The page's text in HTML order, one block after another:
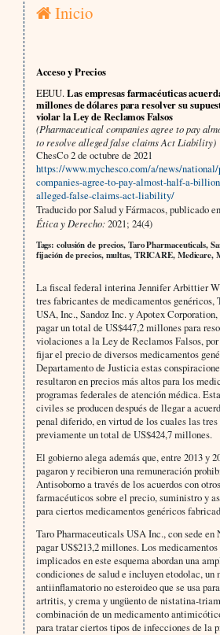
Inicio
Acceso y Precios
EEUU.Las empresas farmacéuticas
millones de dólares para resolver su
violar la Ley de Reclamos Falsos
(Pharmaceutical companies agree to pay
to resolve alleged false claims Act Liability)
ChesCo 2 de octubre de 2021
https://www.mychesco.com/a/news/
companies-agree-to-pay-almost-half-a-
alleged-false-claims-act-liability/
Traducido por Salud y Fármacos, publicado en
Ética y Derecho:2021; 24(4)
Tags: colusión de precios, Taro Pharmaceuticals,
fijación de precios, multas, TRICARE, Medicare,
La fiscal federal interina Jennifer Arbittier
tres fabricantes de medicamentos genéricos,
USA, Inc., Sandoz Inc. y Apotex Corporation,
pagar un total de US$447,2 millones para
violaciones a la Ley de Reclamos Falsos,
fijar el precio de diversos medicamentos
Departamento de Justicia estas
resultaron en precios más altos para los
programas federales de atención médica.
civiles se producen después de llegar a
penal diferido, en virtud de los cuales las tres
previamente un total de US$424,7 millones.
El gobierno alega además que, entre 2013 y
pagaron y recibieron una remuneración
Antisoborno a través de los acuerdos con
farmacéuticos sobre el precio, suministro y
para ciertos medicamentos genéricos
Taro Pharmaceuticals USA Inc., con sede en
pagar US$213,2 millones. Los medicamentos
implicados en este esquema abordan una
condiciones de salud e incluyen etodolac, un
antiinflamatorio no esteroideo que se usa
artritis, y crema y ungüento de nistatina-
combinación de un medicamento
para tratar ciertos tipos de infecciones de la